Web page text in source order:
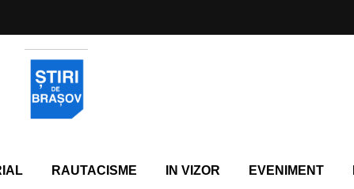
RAUTACISME IN VIZOR EVENIMENT